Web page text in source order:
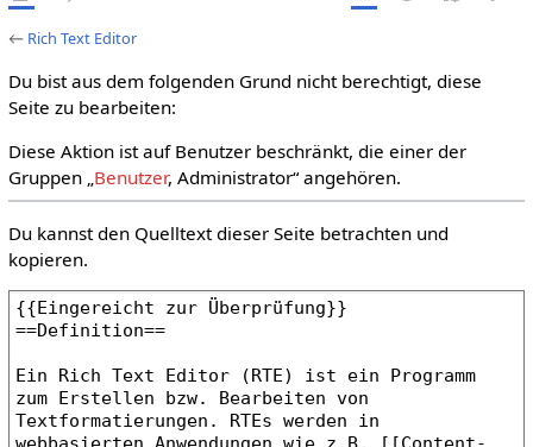
← Rich Text Editor
Du bist aus dem folgenden Grund nicht berechtigt, diese
Seite zu bearbeiten:
Diese Aktion ist auf Benutzer beschränkt, die einer der
Gruppen „Benutzer, Administrator“ angehören.
Du kannst den Quelltext dieser Seite betrachten und
kopieren.